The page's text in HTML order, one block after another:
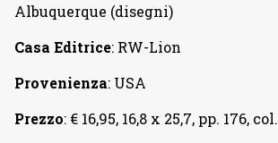
Albuquerque (disegni)
Casa Editrice: RW-Lion
Provenienza: USA
Prezzo: € 16,95, 16,8 x 25,7, pp. 176, col.